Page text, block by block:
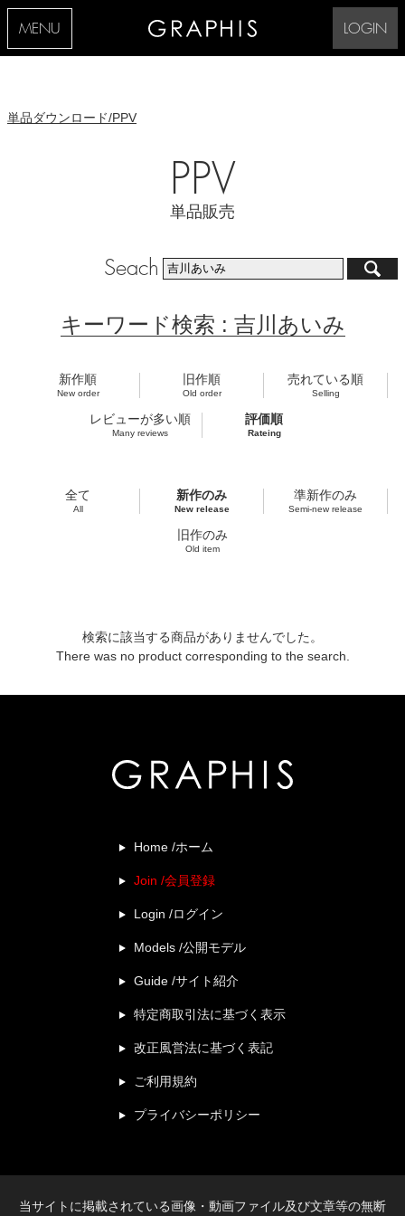
MENU LOGIN
単品ダウンロード/PPV
PPV
単品販売
Seach
キーワード検索 : 吉川あいみ
新作順
New order
旧作順
Old order
売れている順
Selling
レビューが多い順
Many reviews
評価順
Rateing
全て
All
新作のみ
New release
準新作のみ
Semi-new release
旧作のみ
Old item
検索に該当する商品がありませんでした。
There was no product corresponding to the search.
Home /ホーム
Join /会員登録
Login /ログイン
Models /公開モデル
Guide /サイト紹介
特定商取引法に基づく表示
改正風営法に基づく表記
ご利用規約
プライバシーポリシー
当サイトに掲載されている画像・動画ファイル及び文章等の無断